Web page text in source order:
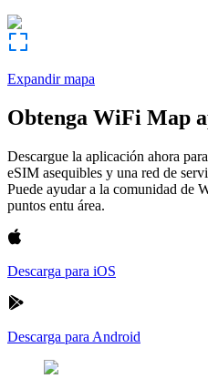
Expandir mapa
Obtenga WiFi Map
Descargue la aplicación ahora
eSIM asequibles y una red de
Puede ayudar a la comunidad de
puntos entu área.
Descarga para iOS
Descarga para Android